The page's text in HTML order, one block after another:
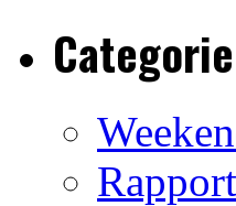
Categorie